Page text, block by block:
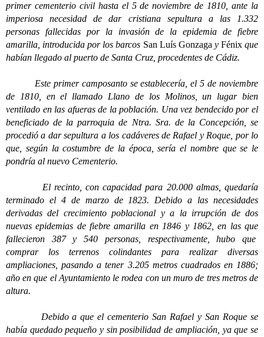
primer cementerio civil hasta el 5 de noviembre de 1810, ante la
imperiosa necesidad de dar cristiana sepultura a las 1.332
personas fallecidas por la invasión de la epidemia de fiebre
amarilla, introducida por los barcos San Luís Gonzaga y Fénixque
habían llegado al puerto de Santa Cruz, procedentes de Cádiz.
Este primer camposanto se establecería, el 5 de noviembre
de 1810, en el llamado Llano de los Molinos, un lugar bien
ventilado en las afueras de la población. Una vez bendecido por el
beneficiado de la parroquia de Ntra. Sra. de la Concepción, se
procedió a dar sepultura a los cadáveres de Rafael y Roque, por lo
que, según la costumbre de la época, sería el nombre que se le
pondría al nuevo Cementerio.
El recinto, con capacidad para 20.000 almas, quedaría
terminado el 4 de marzo de 1823. Debido a las necesidades
derivadas del crecimiento poblacional y a la irrupción de dos
nuevas epidemias de fiebre amarilla en 1846 y 1862, en las que
fallecieron 387 y 540 personas, respectivamente, hubo que
comprar los terrenos colindantes para realizar diversas
ampliaciones, pasando a tener 3.205 metros cuadrados en 1886;
año en que el Ayuntamiento le rodea con un muro de tres metros de
altura.
Debido a que el cementerio San Rafael y San Roque se
había quedado pequeño y sin posibilidad de ampliación, ya que se